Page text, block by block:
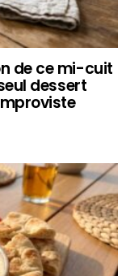
de ce mi-cuit
dessert